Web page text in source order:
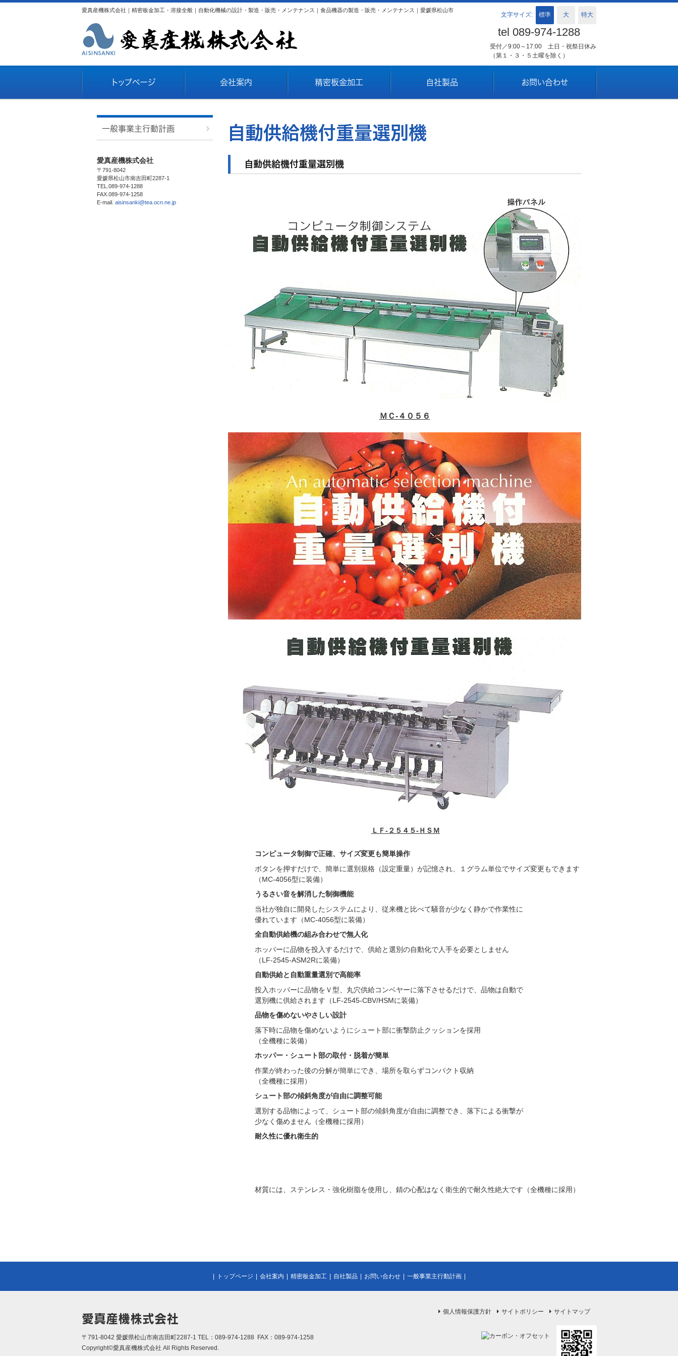
愛真産機株式会社｜精密板金加工・溶接全般｜自動化機械の設計・製造・販売・メンテナンス｜食品機器の製造・販売・メンテナンス｜愛媛県松山市
tel 089-974-1288
受付／9:00～17:00 土日・祝祭日休み
（第１・３・５土曜を除く）
文字サイズ: 標準 大 特大
トップページ 会社案内 精密板金加工 自社製品 お問い合わせ
一般事業主行動計画
愛真産機株式会社
〒791-8042
愛媛県松山市南吉田町2287-1
TEL.089-974-1288
FAX.089-974-1258
E-mail. aisinsanki@tea.ocn.ne.jp
自動供給機付重量選別機
自動供給機付重量選別機
ＭＣ-４０５６
ＬＦ-２５４５-ＨＳＭ
コンピュータ制御で正確、サイズ変更も簡単操作
ボタンを押すだけで、簡単に選別規格（設定重量）が記憶され、１グラム単位でサイズ変更もできます
（MC-4056型に装備）
うるさい音を解消した制御機能
当社が独自に開発したシステムにより、従来機と比べて騒音が少なく静かで作業性に
優れています（MC-4056型に装備）
全自動供給機の組み合わせで無人化
ホッパーに品物を投入するだけで、供給と選別の自動化で人手を必要としません
（LF-2545-ASM2Rに装備）
自動供給と自動重量選別で高能率
投入ホッパーに品物をＶ型、丸穴供給コンベヤーに落下させるだけで、品物は自動で
選別機に供給されます（LF-2545-CBV/HSMに装備）
品物を傷めないやさしい設計
落下時に品物を傷めないようにシュート部に衝撃防止クッションを採用
（全機種に装備）
ホッパー・シュート部の取付・脱着が簡単
作業が終わった後の分解が簡単にでき、場所を取らずコンパクト収納
（全機種に採用）
シュート部の傾斜角度が自由に調整可能
選別する品物によって、シュート部の傾斜角度が自由に調整でき、落下による衝撃が
少なく傷めません（全機種に採用）
耐久性に優れ衛生的
材質には、ステンレス・強化樹脂を使用し、錆の心配はなく衛生的で耐久性絶大です（全機種に採用）
トップページ 会社案内 精密板金加工 自社製品 お問い合わせ 一般事業主行動計画
愛真産機株式会社
〒791-8042 愛媛県松山市南吉田町2287-1 TEL：089-974-1288 FAX：089-974-1258
Copyright©愛真産機株式会社 All Rights Reserved.
個人情報保護方針 サイトポリシー サイトマップ